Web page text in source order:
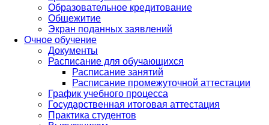
Образовательное кредитование
Общежитие
Экран поданных заявлений
Очное обучение
Документы
Расписание для обучающихся
Расписание занятий
Расписание промежуточной аттестации
График учебного процесса
Государственная итоговая аттестация
Практика студентов